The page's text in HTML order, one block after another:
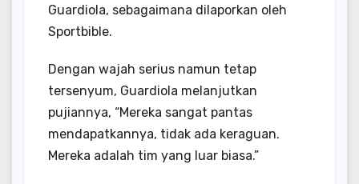
Guardiola, sebagaimana dilaporkan oleh
Sportbible.
Dengan wajah serius namun tetap
tersenyum, Guardiola melanjutkan
pujiannya, “Mereka sangat pantas
mendapatkannya, tidak ada keraguan.
Mereka adalah tim yang luar biasa.”